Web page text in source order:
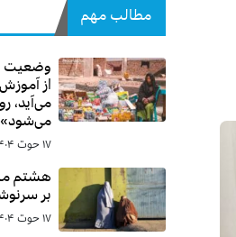
مطالب مهم
از
می‌آید،
می‌شود»
۱۷ حوت ۱۴۰۴
هشتم
بر
۱۷ حوت ۱۴۰۴